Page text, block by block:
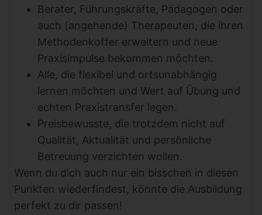
Berater, Führungskräfte, Pädagogen oder
auch (angehende) Therapeuten, die ihren
Methodenkoffer erweitern und neue
Praxisimpulse bekommen möchten.
Alle, die flexibel und ortsunabhängig
lernen möchten und Wert auf Übung und
echten Praxistransfer legen.
Preisbewusste, die trotzdem nicht auf
Qualität, Aktualität und persönliche
Betreuung verzichten wollen.
Wenn du dich auch nur ein bisschen in diesen
Punkten wiederfindest, könnte die Ausbildung
perfekt zu dir passen!